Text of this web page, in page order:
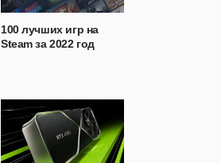
100 лучших игр на
Steam за 2022 год